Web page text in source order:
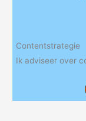
Contentstrategie
Ik adviseer over